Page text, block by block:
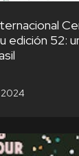
edición 52: